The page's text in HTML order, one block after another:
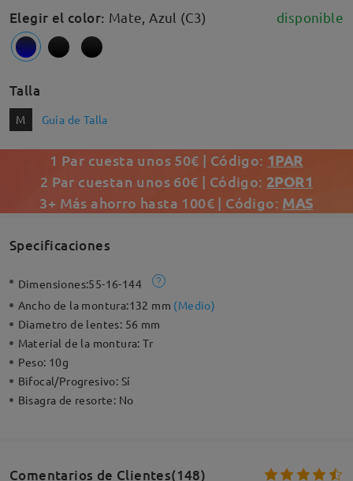
Elegir el color: Mate, Azul (C3) disponible
Talla
M Guía de Talla
1 Par cuesta unos 50€ | Código: 1PAR
2 Par cuestan unos 60€ | Código: 2POR1
3+ Más ahorro hasta 100€ | Código: MAS
Specificaciones
Dimensiones:55-16-144
Ancho de la montura:132 mm (Medio)
Diametro de lentes: 56 mm
Material de la montura:Tr
Peso: 10g
Bifocal/Progresivo: Sí
Bisagra de resorte: No
Comentarios de Clientes(148)